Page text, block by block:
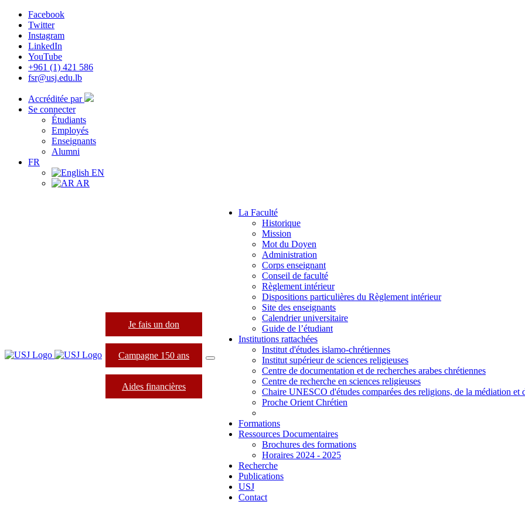
Facebook
Twitter
Instagram
LinkedIn
YouTube
+961 (1) 421 586
fsr@usj.edu.lb
Accréditée par
Se connecter
Étudiants
Employés
Enseignants
Alumni
FR
EN
AR
Je fais un don
Campagne 150 ans
Aides financières
La Faculté
Historique
Mission
Mot du Doyen
Administration
Corps enseignant
Conseil de faculté
Règlement intérieur
Dispositions particulières du Règlement intérieur
Site des enseignants
Calendrier universitaire
Guide de l’étudiant
Institutions rattachées
Institut d'études islamo-chrétiennes
Institut supérieur de sciences religieuses
Centre de documentation et de recherches arabes chrétiennes
Centre de recherche en sciences religieuses
Chaire UNESCO d'études comparées des religions, de la médiation et
Proche Orient Chrétien
Formations
Ressources Documentaires
Brochures des formations
Horaires 2024 - 2025
Recherche
Publications
USJ
Contact